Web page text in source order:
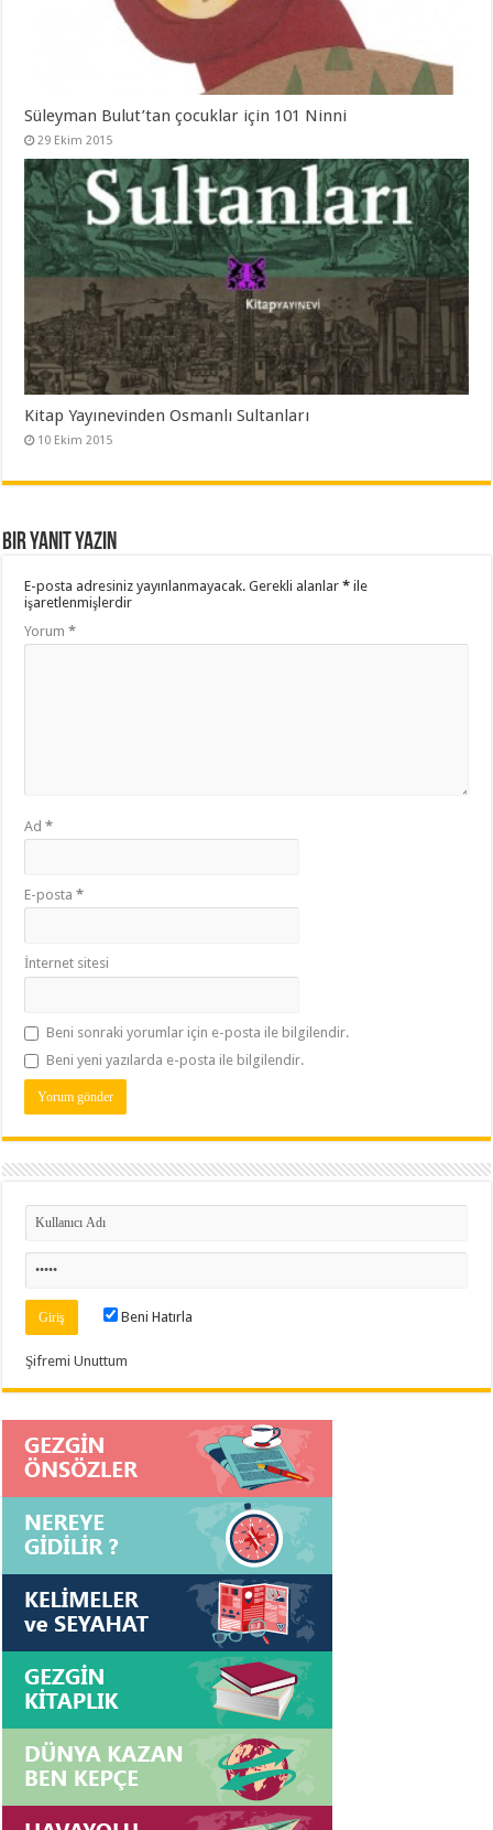
Süleyman Bulut’tan çocuklar için 101 Ninni
29 Ekim 2015
Kitap Yayınevinden Osmanlı Sultanları
10 Ekim 2015
Bir yanıt yazın
E-posta adresiniz yayınlanmayacak. Gerekli alanlar* ile
işaretlenmişlerdir
Yorum*
Ad*
E-posta*
İnternet sitesi
Beni sonraki yorumlar için e-posta ile bilgilendir.
Beni yeni yazılarda e-posta ile bilgilendir.
Beni Hatırla
Şifremi Unuttum